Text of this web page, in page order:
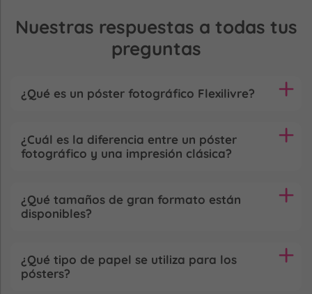
Nuestras respuestas a todas tus
preguntas
¿Qué es un póster fotográfico Flexilivre?
¿Cuál es la diferencia entre un póster
fotográfico y una impresión clásica?
¿Qué tamaños de gran formato están
disponibles?
¿Qué tipo de papel se utiliza para los
pósters?